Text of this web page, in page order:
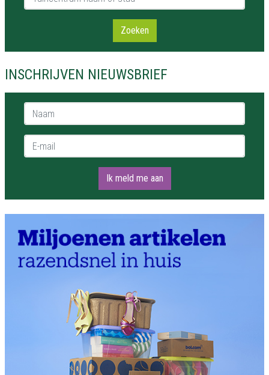
Zoeken
INSCHRIJVEN NIEUWSBRIEF
Naam *
E-mail *
Ik meld me aan